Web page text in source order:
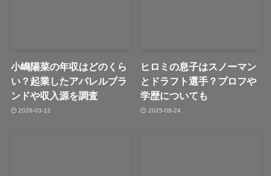
小嶋陽菜の年収はどのくら
い？起業したアパレルブラ
ンドや収入源を調査
2026-03-12
ヒロミの息子はスノーマン
とドラフト選手？プロフや
学歴についても
2025-08-24